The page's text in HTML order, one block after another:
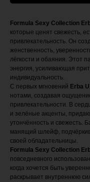
Formula Sexy Collection
которые ценят свежесть,
привлекательность. Он
женственность,
лёгкости и обаяния. Этот
энергия, усиливающая
индивидуальность.
С первых мгновений Erba
нотами, создавая
привлекательности. В
и зелёные акценты,
утончённость и свежесть.
манящий шлейф,
своей обладательницы.
Formula Sexy Collection
повседневного
когда хочется быть
раскрывает внутреннюю